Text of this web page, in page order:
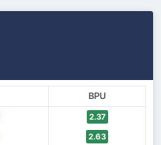
BPU
2.37
2.63